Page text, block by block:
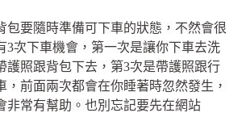
包要隨時準備可下車的狀態，不然會很
3次下車機會，第一次是讓你下車去洗
護照跟背包下去，第3次是帶護照跟行
，前面兩次都會在你睡著時忽然發生，
非常有幫助。也別忘記要先在網站